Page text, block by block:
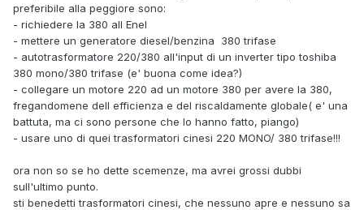
preferibile alla peggiore sono:
- richiedere la 380 all Enel
- mettere un generatore diesel/benzina 380 trifase
- autotrasformatore 220/380 all'input di un inverter tipo toshiba
380 mono/380 trifase (e' buona come idea?)
- collegare un motore 220 ad un motore 380 per avere la 380,
fregandomene dell efficienza e del riscaldamente globale( e' una
battuta, ma ci sono persone che lo hanno fatto, piango)
- usare uno di quei trasformatori cinesi 220 MONO/ 380 trifase!!!
ora non so se ho dette scemenze, ma avrei grossi dubbi
sull'ultimo punto.
sti benedetti trasformatori cinesi, che nessuno apre e nessuno sa